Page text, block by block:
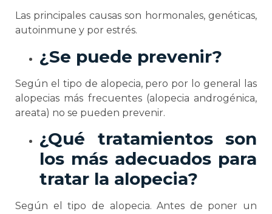
Las principales causas son hormonales, genéticas,
autoinmune y por estrés.
¿Se puede prevenir?
Según el tipo de alopecia, pero por lo general las
alopecias más frecuentes (alopecia androgénica,
areata) no se pueden prevenir.
¿Qué tratamientos son
los más adecuados para
tratar la alopecia?
Según el tipo de alopecia. Antes de poner un